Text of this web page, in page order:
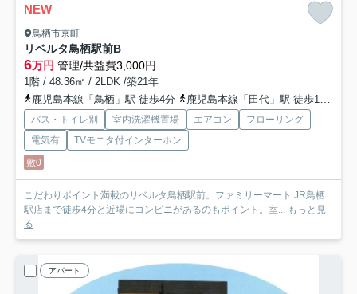
NEW
鳥栖市京町
リベルタ鳥栖駅前B
6万円 管理/共益費3,000円
1階 / 48.36㎡ / 2LDK /築21年
鹿児島本線「鳥栖」駅 徒歩4分
鹿児島本線「田代」駅 徒歩19分
バス・トイレ別 室内洗濯機置場 エアコン
フローリング
電気有
TVモニタ付インターホン
敷0
こだわりポイント満載のリベルタ鳥栖駅前。ファミリーマート JR鳥栖
駅店まで徒歩4分と近場にコンビニがあるのもポイント。室... もっと見
る
アパート